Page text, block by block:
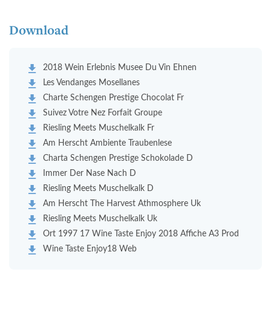
Download
2018 Wein Erlebnis Musee Du Vin Ehnen
Les Vendanges Mosellanes
Charte Schengen Prestige Chocolat Fr
Suivez Votre Nez Forfait Groupe
Riesling Meets Muschelkalk Fr
Am Herscht Ambiente Traubenlese
Charta Schengen Prestige Schokolade D
Immer Der Nase Nach D
Riesling Meets Muschelkalk D
Am Herscht The Harvest Athmosphere Uk
Riesling Meets Muschelkalk Uk
Ort 1997 17 Wine Taste Enjoy 2018 Affiche A3 Prod
Wine Taste Enjoy18 Web